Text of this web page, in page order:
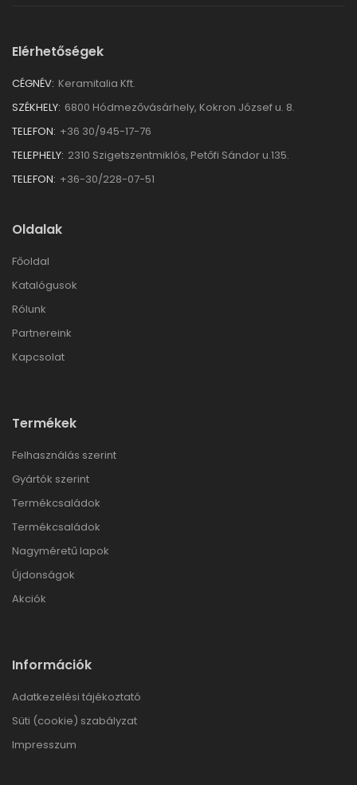
Elérhetőségek
CÉGNÉV: Keramitalia Kft.
SZÉKHELY: 6800 Hódmezővásárhely, Kokron József u. 8.
TELEFON: +36 30/945-17-76
TELEPHELY: 2310 Szigetszentmiklós, Petőfi Sándor u.135.
TELEFON: +36-30/228-07-51
Oldalak
Főoldal
Katalógusok
Rólunk
Partnereink
Kapcsolat
Termékek
Felhasználás szerint
Gyártók szerint
Termékcsaládok
Termékcsaládok
Nagyméretű lapok
Újdonságok
Akciók
Információk
Adatkezelési tájékoztató
Süti (cookie) szabályzat
Impresszum